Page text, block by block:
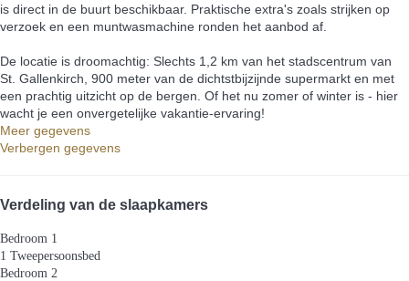
is direct in de buurt beschikbaar. Praktische extra's zoals strijken op
verzoek en een muntwasmachine ronden het aanbod af.
De locatie is droomachtig: Slechts 1,2 km van het stadscentrum van
St. Gallenkirch, 900 meter van de dichtstbijzijnde supermarkt en met
een prachtig uitzicht op de bergen. Of het nu zomer of winter is - hier
wacht je een onvergetelijke vakantie-ervaring!
Meer gegevens
Verbergen gegevens
Verdeling van de slaapkamers
Bedroom 1
1 Tweepersoonsbed
Bedroom 2